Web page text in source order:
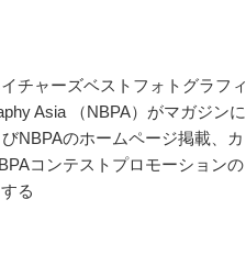
チャーズベストフォトグラフィ
Asia （NBPA）がマガジンに
NBPAのホームページ掲載、カ
コンテストプロモーションの
る